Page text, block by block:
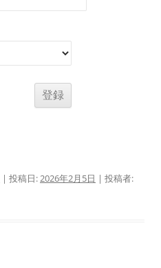
| 投稿日:2026年2月5日 | 投稿者: